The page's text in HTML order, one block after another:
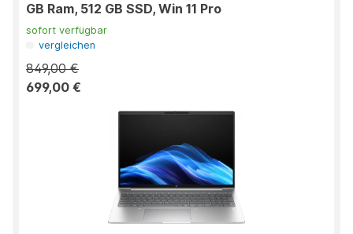
GB Ram, 512 GB SSD, Win 11 Pro
sofort verfügbar
vergleichen
849,00 €
699,00 €